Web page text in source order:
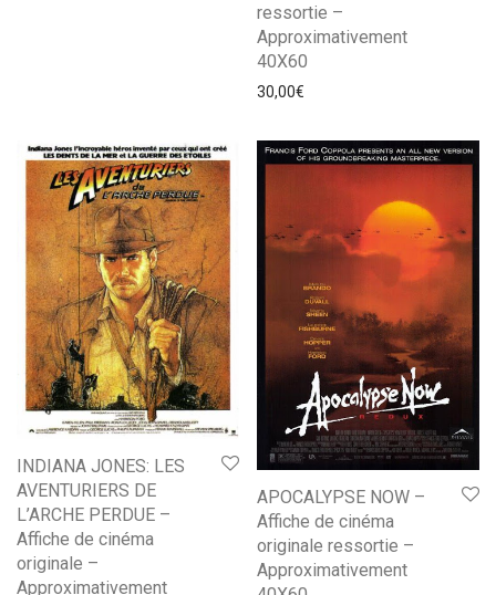
ressortie –
Approximativement
40X60
30,00€
INDIANA JONES: LES
AVENTURIERS DE
L’ARCHE PERDUE –
Affiche de cinéma
originale –
Approximativement
APOCALYPSE NOW –
Affiche de cinéma
originale ressortie –
Approximativement